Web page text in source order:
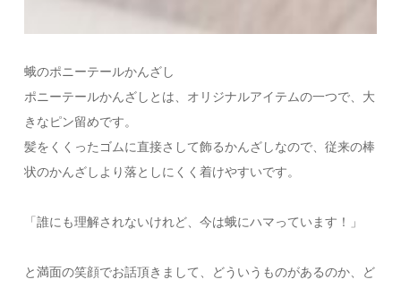
蛾のポニーテールかんざし
ポニーテールかんざしとは、オリジナルアイテムの一つで、大
きなピン留めです。
髪をくくったゴムに直接さして飾るかんざしなので、従来の棒
状のかんざしより落としにくく着けやすいです。
「誰にも理解されないけれど、今は蛾にハマっています！」
と満面の笑顔でお話頂きまして、どういうものがあるのか、ど